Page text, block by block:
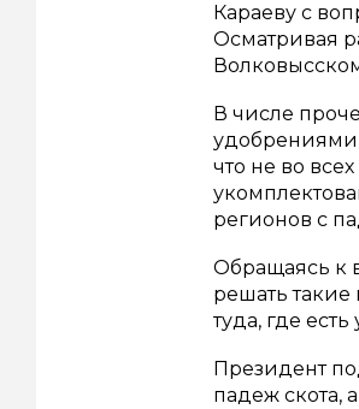
Караеву с
Осматривая
В числе
что не во
регионов с
Обращаясь к
решать такие
туда, где
Президент
падеж скота,